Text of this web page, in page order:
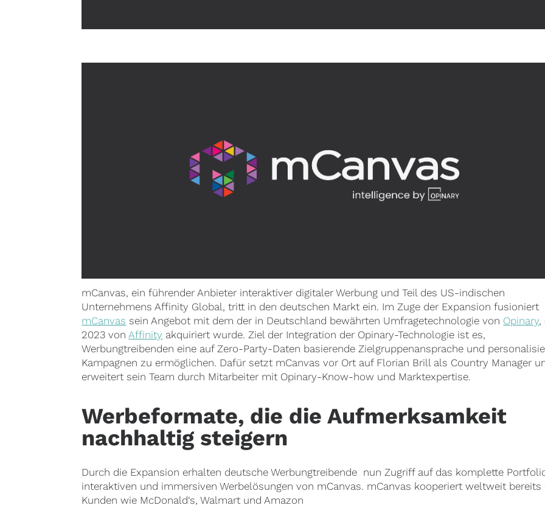
mCanvas, ein führender Anbieter interaktiver digitaler Werbung und Teil des US-indischen
Unternehmens Affinity Global, tritt in den deutschen Markt ein. Im Zuge der Expansion fusioniert
mCanvas sein Angebot mit dem der in Deutschland bewährten Umfragetechnologie von Opinary,
2023 vonAffinity akquiriert wurde. Ziel der Integration der Opinary-Technologie ist es,
Werbungtreibenden eine auf Zero-Party-Daten basierende Zielgruppenansprache und
Kampagnen zu ermöglichen. Dafür setzt mCanvas vor Ort auf Florian Brill als Country Manager
erweitert sein Team durch Mitarbeiter mit Opinary-Know-how und Marktexpertise.
Werbeformate, die die Aufmerksamkeit
nachhaltig steigern
Durch die Expansion erhalten deutsche Werbungtreibende nun Zugriff auf das komplette
interaktiven und immersiven Werbelösungen von mCanvas. mCanvas kooperiert weltweit
Kunden wie McDonald‘s, Walmart und Amazon